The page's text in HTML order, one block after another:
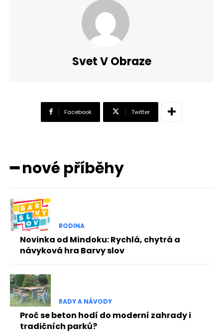
Svet V Obraze
Facebook Twitter
━ nové příběhy
RODINA
Novinka od Mindoku: Rychlá, chytrá a
návyková hra Barvy slov
RADY A NÁVODY
Proč se beton hodí do moderní zahrady i
tradičních parků?